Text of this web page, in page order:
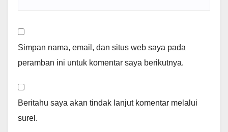
Simpan nama, email, dan situs web saya pada
peramban ini untuk komentar saya berikutnya.
Beritahu saya akan tindak lanjut komentar melalui
surel.